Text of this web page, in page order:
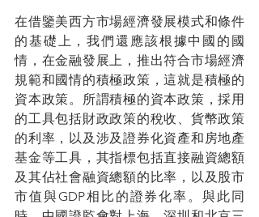
在借鑒美西方市場經濟發展模式和條件
的基礎上，我們還應該根據中國的國
情，在金融發展上，推出符合市場經濟
規範和國情的積極政策，這就是積極的
資本政策。所謂積極的資本政策，採用
的工具包括財政政策的稅收、貨幣政策
的利率，以及涉及證券化資產和房地產
基金等工具，其指標包括直接融資總額
及其佔社會融資總額的比率，以及股市
市值與GDP相比的證券化率。與此同